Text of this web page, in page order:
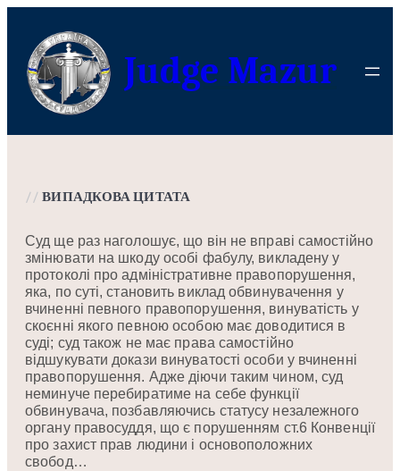
вмісту
Judge Mazur
// ВИПАДКОВА ЦИТАТА
Суд ще раз наголошує, що він не вправі самостійно
змінювати на шкоду особі фабулу, викладену у
протоколі про адміністративне правопорушення,
яка, по суті, становить виклад обвинувачення у
вчиненні певного правопорушення, винуватість у
скоєнні якого певною особою має доводитися в
суді; суд також не має права самостійно
відшукувати докази винуватості особи у вчиненні
правопорушення. Адже діючи таким чином, суд
неминуче перебиратиме на себе функції
обвинувача, позбавляючись статусу незалежного
органу правосуддя, що є порушенням ст.6 Конвенції
про захист прав людини і основоположних
свобод…